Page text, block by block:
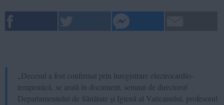
„Decesul a fost confirmat prin înregistrare electrocardio-
terapeutică, se arată în document, semnat de directorul
Departamentului de Sănătate și Igienă al Vaticanului, profesorul